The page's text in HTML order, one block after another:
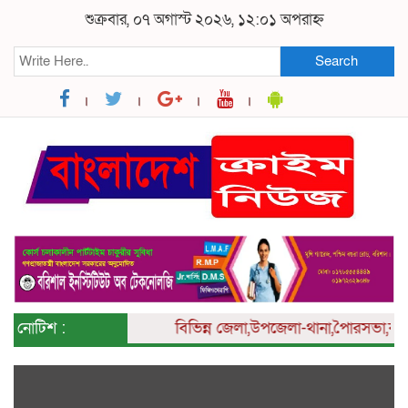
শুক্রবার, ০৭ অগাস্ট ২০২৬, ১২:০১ অপরাহ্ন
Search
নোটিশ : বিভিন্নজেলা,উপজেলা-